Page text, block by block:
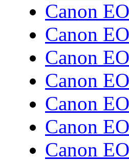
Canon
Canon
Canon
Canon
Canon
Canon
Canon